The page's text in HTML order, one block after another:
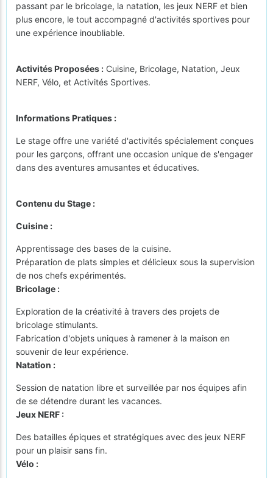
passant par le bricolage, la natation, les jeux NERF et bien
plus encore, le tout accompagné d'activités sportives pour
une expérience inoubliable.
Activités Proposées : Cuisine, Bricolage, Natation, Jeux
NERF, Vélo, et Activités Sportives.
Informations Pratiques :
Le stage offre une variété d'activités spécialement conçues
pour les garçons, offrant une occasion unique de s'engager
dans des aventures amusantes et éducatives.
Contenu du Stage :
Cuisine :
Apprentissage des bases de la cuisine.
Préparation de plats simples et délicieux sous la supervision
de nos chefs expérimentés.
Bricolage :
Exploration de la créativité à travers des projets de
bricolage stimulants.
Fabrication d'objets uniques à ramener à la maison en
souvenir de leur expérience.
Natation :
Session de natation libre et surveillée par nos équipes afin
de se détendre durant les vacances.
Jeux NERF :
Des batailles épiques et stratégiques avec des jeux NERF
pour un plaisir sans fin.
Vélo :